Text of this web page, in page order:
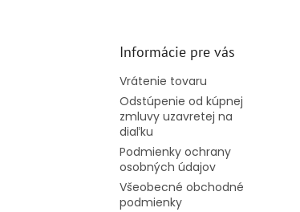
Informácie pre vás
Vrátenie tovaru
Odstúpenie od kúpnej
zmluvy uzavretej na
diaľku
Podmienky ochrany
osobných údajov
Všeobecné obchodné
podmienky